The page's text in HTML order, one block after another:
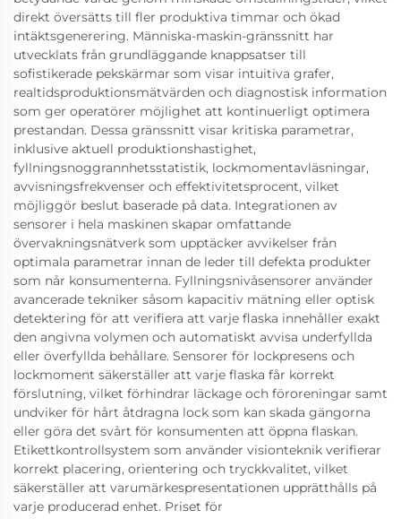
direkt översätts till fler produktiva timmar och ökad
intäktsgenerering. Människa-maskin-gränssnitt har
utvecklats från grundläggande knappsatser till
sofistikerade pekskärmar som visar intuitiva grafer,
realtidsproduktionsmätvärden och diagnostisk information
som ger operatörer möjlighet att kontinuerligt optimera
prestandan. Dessa gränssnitt visar kritiska parametrar,
inklusive aktuell produktionshastighet,
fyllningsnoggrannhetsstatistik, lockmomentavläsningar,
avvisningsfrekvenser och effektivitetsprocent, vilket
möjliggör beslut baserade på data. Integrationen av
sensorer i hela maskinen skapar omfattande
övervakningsnätverk som upptäcker avvikelser från
optimala parametrar innan de leder till defekta produkter
som når konsumenterna. Fyllningsnivåsensorer använder
avancerade tekniker såsom kapacitiv mätning eller optisk
detektering för att verifiera att varje flaska innehåller exakt
den angivna volymen och automatiskt avvisa underfyllda
eller överfyllda behållare. Sensorer för lockpresens och
lockmoment säkerställer att varje flaska får korrekt
förslutning, vilket förhindrar läckage och föroreningar samt
undviker för hårt åtdragna lock som kan skada gängorna
eller göra det svårt för konsumenten att öppna flaskan.
Etikettkontrollsystem som använder visionteknik verifierar
korrekt placering, orientering och tryckkvalitet, vilket
säkerställer att varumärkespresentationen upprätthålls på
varje producerad enhet. Priset för